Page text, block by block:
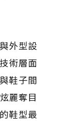
外型設
術層面
鞋子間
麗奪目
鞋型最